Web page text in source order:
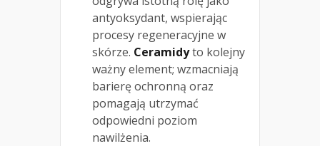
antyoksydant, wspierając
procesy regeneracyjne w
skórze. Ceramidyto kolejny
ważny element; wzmacniają
barierę ochronną oraz
pomagają utrzymać
odpowiedni poziom
nawilżenia.